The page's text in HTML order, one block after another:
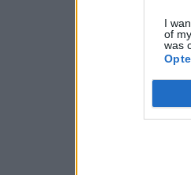
I
of
was